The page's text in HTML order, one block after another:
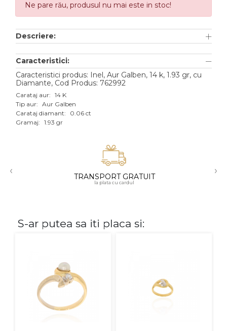
Accesorii
TIP METAL
Aur galben
Aur alb
Aur roz
Aur mixt
CARATAJ
Fara pietre
Ne pare rău, produsul nu mai este in stoc!
Descriere:
Caracteristici:
Caracteristici produs: Inel, Aur Galben, 14 k, 1.93 gr, cu
Diamante, Cod Produs: 762992
Carataj aur: 14 K
Tip aur: Aur Galben
Carataj diamant:
0.06 ct
Gramaj: 1.93 gr
‹ TRANSPORT GRATUIT
la plata cu cardul
›
S-ar putea sa iti placa si: